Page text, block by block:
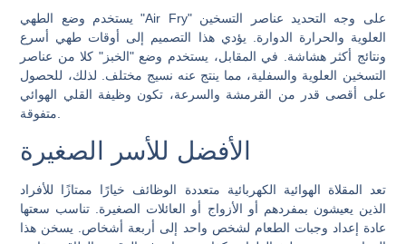
يستخدم وضع الطهي "Air Fry" على وجه التحديد عناصر التسخين
العلوية والحرارة الدوارة. يؤدي هذا التصميم إلى أوقات طهي أسرع
ونتائج أكثر هشاشة. في المقابل، يستخدم وضع "الخبز" كلا من عناصر
التسخين العلوية والسفلية، مما ينتج عنه نسيج مختلف. لذلك، للحصول
على أقصى قدر من القرمشة والسرعة، تكون وظيفة القلي الهوائي
الأفضل للأسر الصغيرة
تعد المقلاة الهوائية الكهربائية متعددة الوظائف خيارًا ممتازًا للأفراد
الذين يعيشون بمفردهم أو الأزواج أو العائلات الصغيرة. تناسب سعتها
عادة إعداد وجبات الطعام لشخص واحد إلى أربعة أشخاص. يسخن هذا